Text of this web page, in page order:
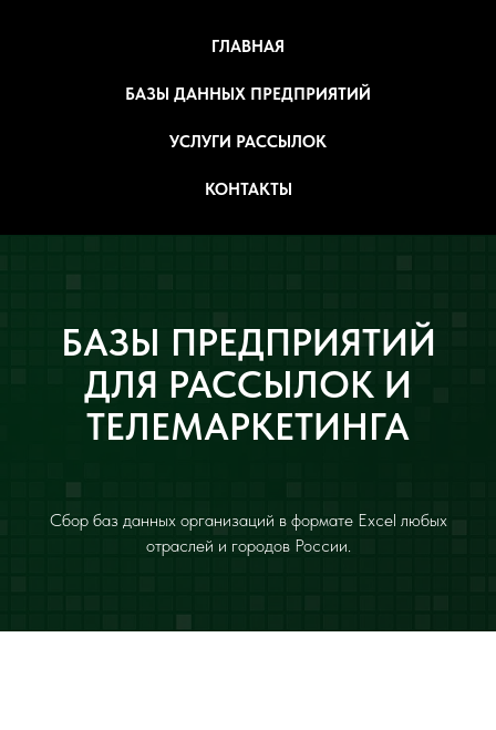
ГЛАВНАЯ
БАЗЫ ДАННЫХ ПРЕДПРИЯТИЙ
УСЛУГИ РАССЫЛОК
КОНТАКТЫ
БАЗЫ ПРЕДПРИЯТИЙ
ДЛЯ РАССЫЛОК И
ТЕЛЕМАРКЕТИНГА
Сбор баз данных организаций в формате Excel любых
отраслей и городов России.